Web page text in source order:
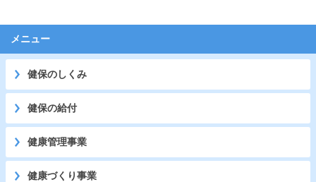
メニュー
健保のしくみ
健保の給付
健康管理事業
健康づくり事業